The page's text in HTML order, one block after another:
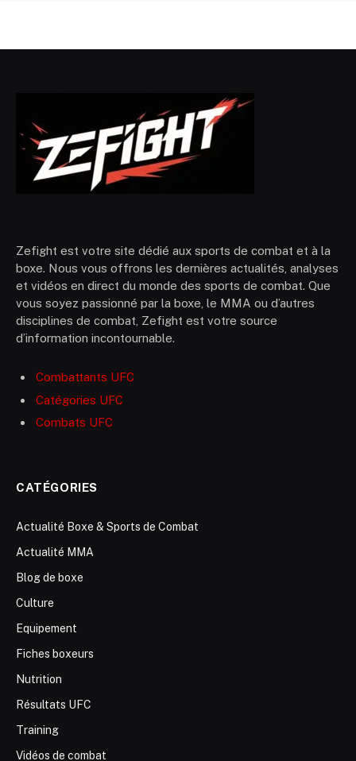
Zefight est votre site dédié aux sports de combat et à la
boxe. Nous vous offrons les dernières actualités, analyses
et vidéos en direct du monde des sports de combat. Que
vous soyez passionné par la boxe, le MMA ou d’autres
disciplines de combat, Zefight est votre source
d’information incontournable.
Combattants UFC
Catégories UFC
Combats UFC
CATÉGORIES
Actualité Boxe & Sports de Combat
Actualité MMA
Blog de boxe
Culture
Equipement
Fiches boxeurs
Nutrition
Résultats UFC
Training
Vidéos de combat